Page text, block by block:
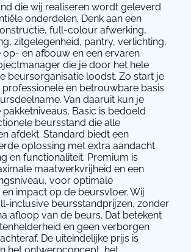
die wij realiseren wordt geleverd
onderdelen. Denk aan een
full-colour afwerking,
zitgelegenheid, pantry, verlichting,
op- en afbouw en een ervaren
die je door het hele
beursorganisatie loodst. Zo start je
en betrouwbare basis
Van daaruit kun je
pakketniveaus. Basic is bedoeld
beursstand die alle
afdekt. Standard biedt een
oplossing met extra aandacht
en functionaliteit. Premium is
maatwerkvrijheid en een
voor optimale
impact op de beursvloer. Wij
inclusive beursstandprijzen, zonder
afloop van de beurs. Dat betekent
en geen verborgen
De uiteindelijke prijs is